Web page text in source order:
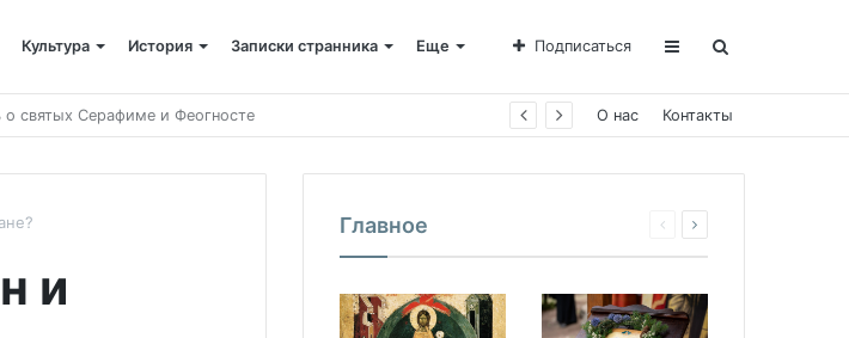
Культура История Записки странника Еще Подписаться
О нас Контакты
и
Главное